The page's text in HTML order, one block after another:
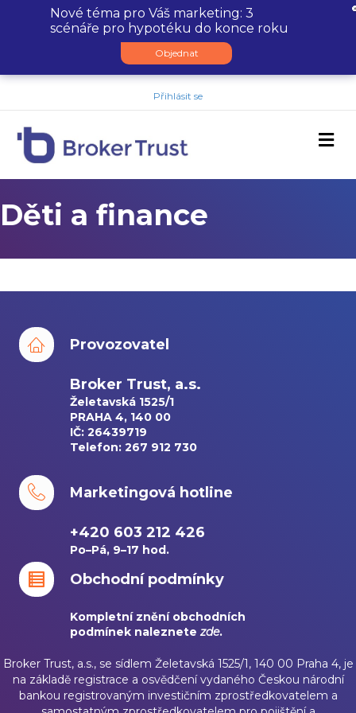
Přihlásit se
Děti a finance
Provozovatel
Broker Trust, a.s.
Želetavská 1525/1
PRAHA 4, 140 00
IČ: 26439719
Telefon: 267 912 730
Marketingová hotline
+420 603 212 426
Po–Pá, 9–17 hod.
Obchodní podmínky
Kompletní znění obchodních
podmínek naleznetezde.
Broker Trust, a.s., se sídlem Želetavská 1525/1, 140 00 Praha 4, je
na základě registrace a osvědčení vydaného Českou národní
bankou registrovaným investičním zprostředkovatelem a
Nové téma pro Váš marketing: 3
scénáře pro hypotéku do konce roku
Objednat